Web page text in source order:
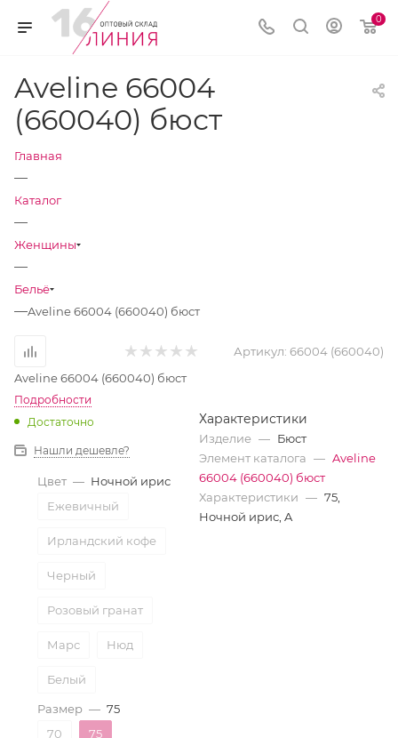
0
Aveline 66004
(660040) бюст
Главная
—
Каталог
—
Женщины
—
Бельё
—Aveline 66004 (660040) бюст
Артикул: 66004 (660040)
Aveline 66004 (660040) бюст
Подробности
Достаточно
Нашли дешевле?
Цвет — Ночной ирис
Ежевичный
Ирландский кофе
Черный
Розовый гранат
Марс Нюд
Белый
Ночной ирис
Размер — 75
70
75
Характеристики
Изделие — Бюст
Элемент каталога — Aveline
66004 (660040) бюст
Характеристики — 75,
Ночной ирис, A